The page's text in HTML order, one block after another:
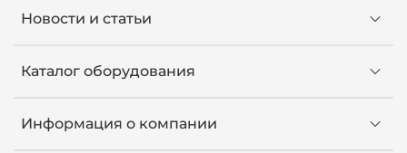
Новости и статьи
Каталог оборудования
Информация о компании